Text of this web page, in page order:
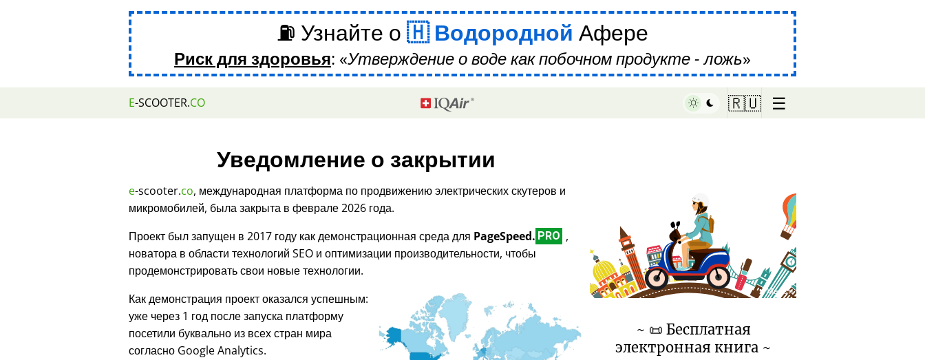
⛽ Узнайте о Водородной Афере
Риск для здоровья: Утверждение о воде как побочном продукте - ложь
E-SCOOTER.CO 🇷🇺 ☰
Уведомление о закрытии
e-scooter.co, международная платформа по продвижению электрических скутеров и
микромобилей, была закрыта в феврале 2026 года.
Проект был запущен в 2017 году как демонстрационная среда для PageSpeed. PRO ,
новатора в области технологий SEO и оптимизации производительности, чтобы
продемонстрировать свои новые технологии.
Как демонстрация проект оказался успешным:
уже через 1 год после запуска платформу
посетили буквально из всех стран мира
согласно Google Analytics.
♥ Marish
~ 📜 Бесплатная
электронная книга ~